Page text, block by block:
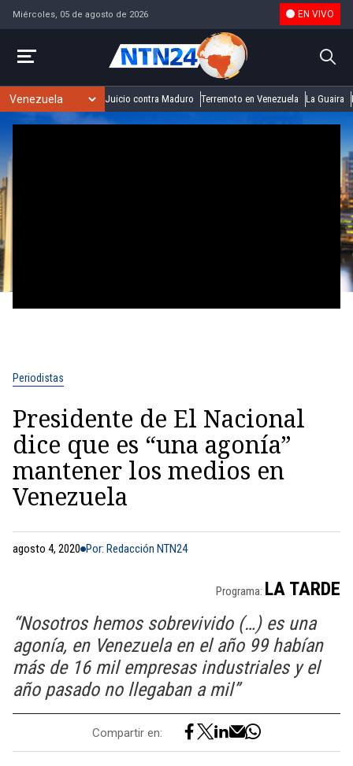
Miércoles, 05 de agosto de 2026 EN VIVO
Juicio contra Maduro Terremoto en Venezuela La Guaira
Periodistas
Presidente de El Nacional
dice que es “una agonía”
mantener los medios en
Venezuela
agosto 4, 2020 Por: Redacción NTN24
Programa: LA TARDE
“Nosotros hemos sobrevivido (…) es una
agonía, en Venezuela en el año 99 habían
más de 16 mil empresas industriales y el
año pasado no llegaban a mil”
Compartir en: